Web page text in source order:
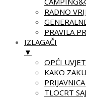
RADNO
PRAVILA
IZLAGAČI
▼
OPĆI
KAKO
TLOCRT